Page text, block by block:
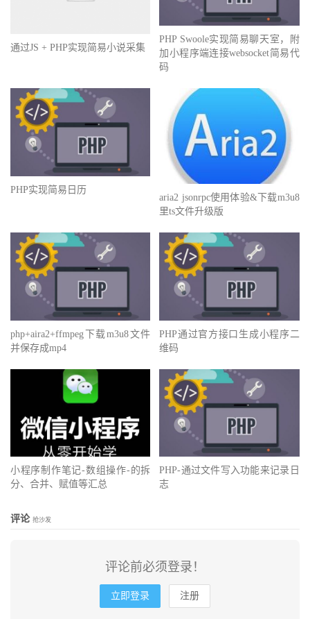
通过JS + PHP实现简易小说采集
PHP Swoole实现简易聊天室，附
加小程序端连接websocket简易代
码
PHP实现简易日历
aria2 jsonrpc使用体验&下载m3u8
里ts文件升级版
php+aira2+ffmpeg下载m3u8文件
并保存成mp4
PHP通过官方接口生成小程序二
维码
小程序制作笔记-数组操作-的拆
分、合并、赋值等汇总
PHP-通过文件写入功能来记录日
志
评论 抢沙发
评论前必须登录！
立即登录 注册